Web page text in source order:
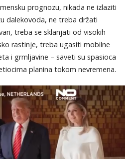
prognozu, nikada ne izlaziti
dalekovoda, ne treba držati
treba se sklanjati od visokih
rastinje, treba ugasiti mobilne
i grmljavine – saveti su spasioca
planina tokom nevremena.